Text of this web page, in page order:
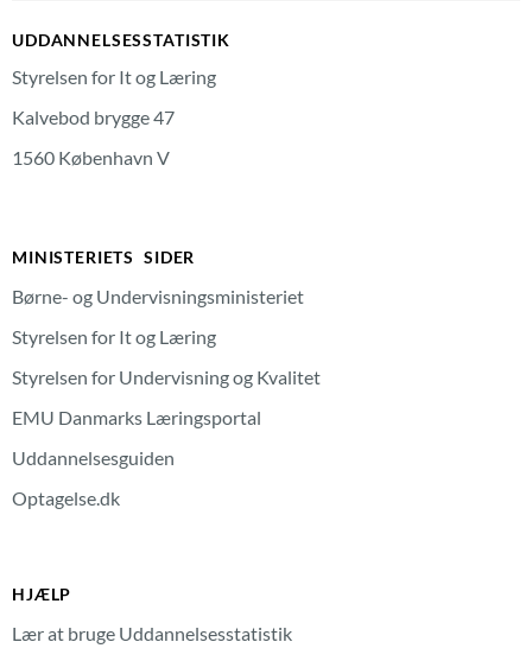
UDDANNELSESSTATISTIK
Styrelsen for It og Læring
Kalvebod brygge 47
1560 København V
MINISTERIETS SIDER
Børne- og Undervisningsministeriet
Styrelsen for It og Læring
Styrelsen for Undervisning og Kvalitet
EMU Danmarks Læringsportal
Uddannelsesguiden
Optagelse.dk
HJÆLP
Lær at bruge Uddannelsesstatistik